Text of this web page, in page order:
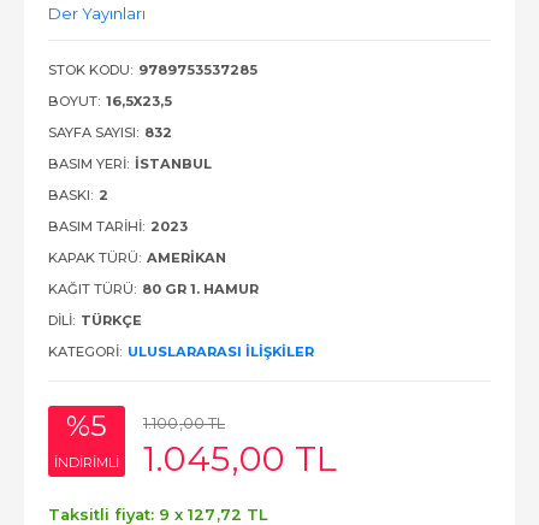
Der Yayınları
STOK KODU: 9789753537285
BOYUT: 16,5X23,5
SAYFA SAYISI: 832
BASIM YERI: İSTANBUL
BASKI: 2
BASIM TARIHI: 2023
KAPAK TÜRÜ: AMERIKAN
KAĞIT TÜRÜ: 80 GR 1. HAMUR
DILI: TÜRKÇE
KATEGORI: ULUSLARARASI İLIŞKILER
%5
INDIRIMLI
1.100,00TL
1.045,00 TL
Taksitli fiyat: 9 x 127 ,72 TL